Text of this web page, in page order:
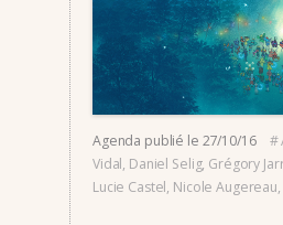
Agenda publié le 27/10/16 #
Vidal, Daniel Selig, Grégory
Lucie Castel, Nicole Augereau,